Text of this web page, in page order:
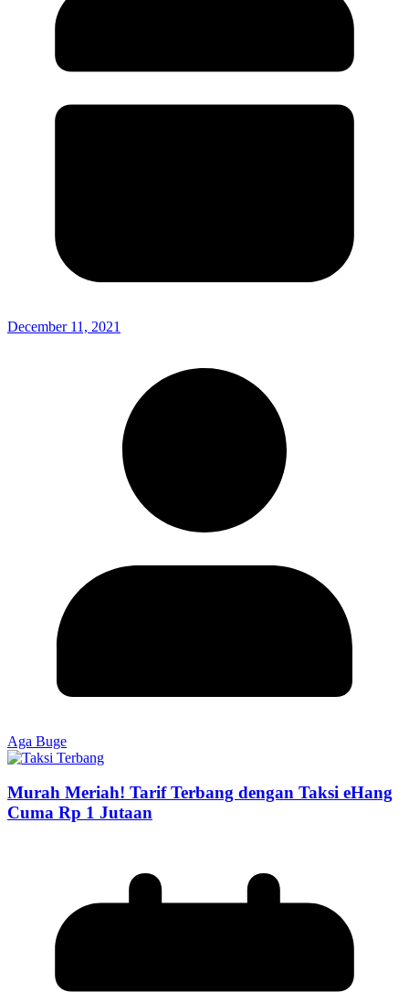
December 11, 2021
Aga Buge
Murah Meriah! Tarif Terbang dengan Taksi eHang
Cuma Rp 1 Jutaan